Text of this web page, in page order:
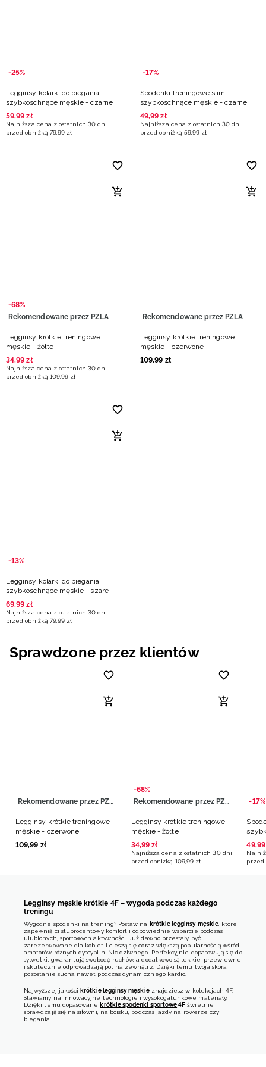
-25%
Legginsy kolarki do biegania
szybkoschnące męskie - czarne
59,99 zł
Najniższa cena z ostatnich 30 dni
przed obniżką 79,99 zł
-17%
Spodenki treningowe slim
szybkoschnące męskie - czarne
49,99 zł
Najniższa cena z ostatnich 30 dni
przed obniżką 59,99 zł
-68%
Rekomendowane przez PZLA
Legginsy krótkie treningowe
męskie - żółte
34,99 zł
Najniższa cena z ostatnich 30 dni
przed obniżką 109,99 zł
Rekomendowane przez PZLA
Legginsy krótkie treningowe
męskie - czerwone
109,99 zł
-13%
Legginsy kolarki do biegania
szybkoschnące męskie - szare
69,99 zł
Najniższa cena z ostatnich 30 dni
przed obniżką 79,99 zł
Sprawdzone przez klientów
Rekomendowane przez PZLA
Legginsy krótkie treningowe
męskie - czerwone
109,99 zł
-68%
Rekomendowane przez PZLA
Legginsy krótkie treningowe
męskie - żółte
34,99 zł
Najniższa cena z ostatnich 30 dni
przed obniżką 109,99 zł
-17%
49,99
przed
Legginsy męskie krótkie 4F – wygoda podczas każdego
treningu
Wygodne spodenki na trening? Postaw na krótkie legginsy męskie, które
zapewnią ci stuprocentowy komfort i odpowiednie wsparcie podczas
ulubionych, sportowych aktywności. Już dawno przestały być
zarezerwowane dla kobiet i cieszą się coraz większą popularnością wśród
amatorów różnych dyscyplin. Nic dziwnego. Perfekcyjnie dopasowują się do
sylwetki, gwarantują swobodę ruchów, a dodatkowo są lekkie, przewiewne
i skutecznie odprowadzają pot na zewnątrz. Dzięki temu twoja skóra
pozostanie sucha nawet podczas dynamicznego kardio.
Najwyższej jakości krótkie legginsy męskieznajdziesz w kolekcjach 4F.
Stawiamy na innowacyjne technologie i wysokogatunkowe materiały.
Dzięki temu dopasowane krótkie spodenki sportowe4F świetnie
sprawdzają się na siłowni, na boisku, podczas jazdy na rowerze czy
biegania.
Słowacki / EUR
Ukraiński / UAH